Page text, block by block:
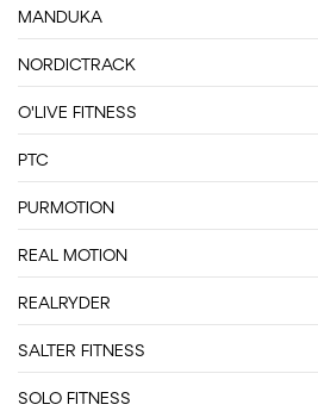
MANDUKA
NORDICTRACK
O'LIVE FITNESS
PTC
PURMOTION
REAL MOTION
REALRYDER
SALTER FITNESS
SOLO FITNESS